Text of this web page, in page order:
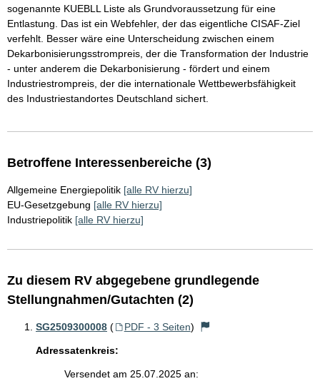
sogenannte KUEBLL Liste als Grundvoraussetzung für eine
Entlastung. Das ist ein Webfehler, der das eigentliche CISAF-Ziel
verfehlt. Besser wäre eine Unterscheidung zwischen einem
Dekarbonisierungsstrompreis, der die Transformation der Industrie
- unter anderem die Dekarbonisierung - fördert und einem
Industriestrompreis, der die internationale Wettbewerbsfähigkeit
des Industriestandortes Deutschland sichert.
Betroffene Interessenbereiche (3)
Allgemeine Energiepolitik [alle RV hierzu]
EU-Gesetzgebung [alle RV hierzu]
Industriepolitik [alle RV hierzu]
Zu diesem RV abgegebene grundlegende
Stellungnahmen/Gutachten (2)
SG2509300008 ( PDF - 3 Seiten)
Adressatenkreis:
Versendet am 25.07.2025 an: